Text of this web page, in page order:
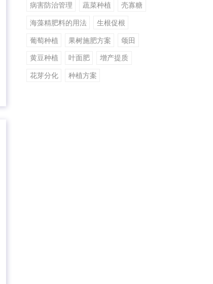
病害防治管理 蔬菜种植 壳寡糖
海藻精肥料的用法 生根促根
葡萄种植 果树施肥方案 颂田
黄豆种植 叶面肥 增产提质
花芽分化 种植方案